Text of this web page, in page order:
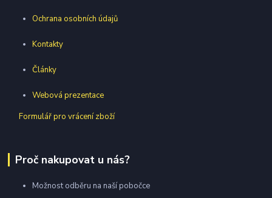
Ochrana osobních údajů
Kontakty
Články
Webová prezentace
Formulář pro vrácení zboží
Proč nakupovat u nás?
Možnost odběru na naší pobočce